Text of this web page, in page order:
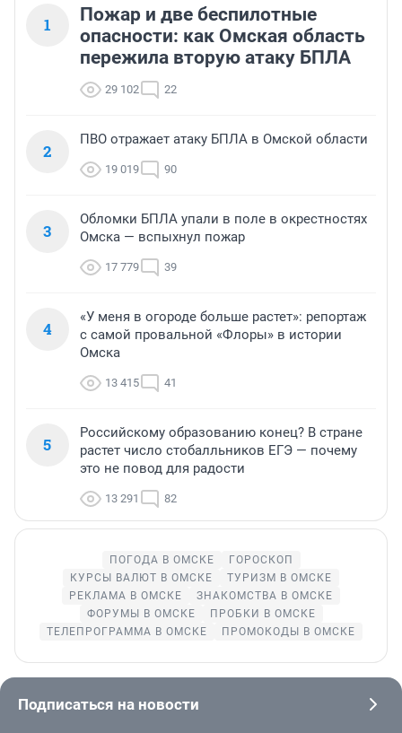
1
Пожар и две беспилотные
опасности: как Омская область
пережила вторую атаку БПЛА
29 102 22
2
ПВО отражает атаку БПЛА в Омской области
19 019 90
3
Обломки БПЛА упали в поле в окрестностях
Омска — вспыхнул пожар
17 779 39
4
«У меня в огороде больше растет»: репортаж
с самой провальной «Флоры» в истории
Омска
13 415 41
5
Российскому образованию конец? В стране
растет число стобалльников ЕГЭ — почему
это не повод для радости
13 291 82
ПОГОДА В ОМСКЕ
ГОРОСКОП
КУРСЫ ВАЛЮТ В ОМСКЕ
ТУРИЗМ В ОМСКЕ
РЕКЛАМА В ОМСКЕ
ЗНАКОМСТВА В ОМСКЕ
ФОРУМЫ В ОМСКЕ
ПРОБКИ В ОМСКЕ
ТЕЛЕПРОГРАММА В ОМСКЕ
ПРОМОКОДЫ В ОМСКЕ
Подписаться на новости